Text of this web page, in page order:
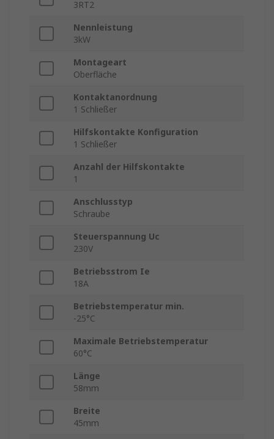
3RT2
Nennleistung
3kW
Montageart
Oberfläche
Kontaktanordnung
1 Schließer
Hilfskontakte Konfiguration
1 Schließer
Anzahl der Hilfskontakte
1
Anschlusstyp
Schraube
Steuerspannung Uc
230V
Betriebsstrom Ie
18A
Betriebstemperatur min.
-25°C
Maximale Betriebstemperatur
60°C
Länge
58mm
Breite
45mm